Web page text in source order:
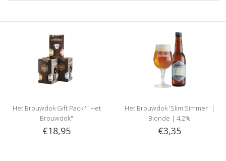
Het Brouwdok Gift Pack '" Het
Brouwdok"
€18,95
Het Brouwdok 'Slim Simmer' |
Blonde | 4,2%
€3,35